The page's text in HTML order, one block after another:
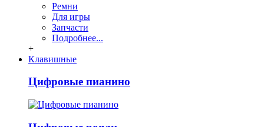
Ремни
Для игры
Запчасти
Подробнее...
+
Клавишные
Цифровые пианино